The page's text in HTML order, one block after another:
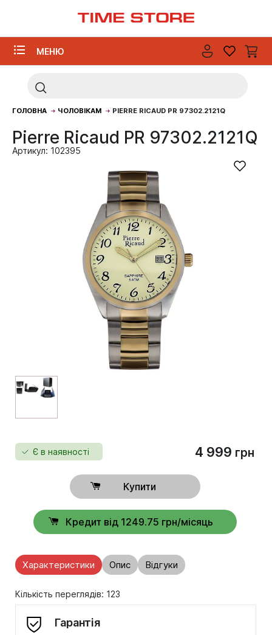
МЕНЮ
ГОЛОВНА ЧОЛОВІКАМ PIERRE RICAUD PR 97302.2121Q
Pierre Ricaud PR 97302.2121Q
Артикул: 102395
Є в наявності 4 999 грн
Купити
Кредит від 1249.75 грн/місяць
Характеристики Опис Відгуки
Кількість переглядів: 123
Гарантія